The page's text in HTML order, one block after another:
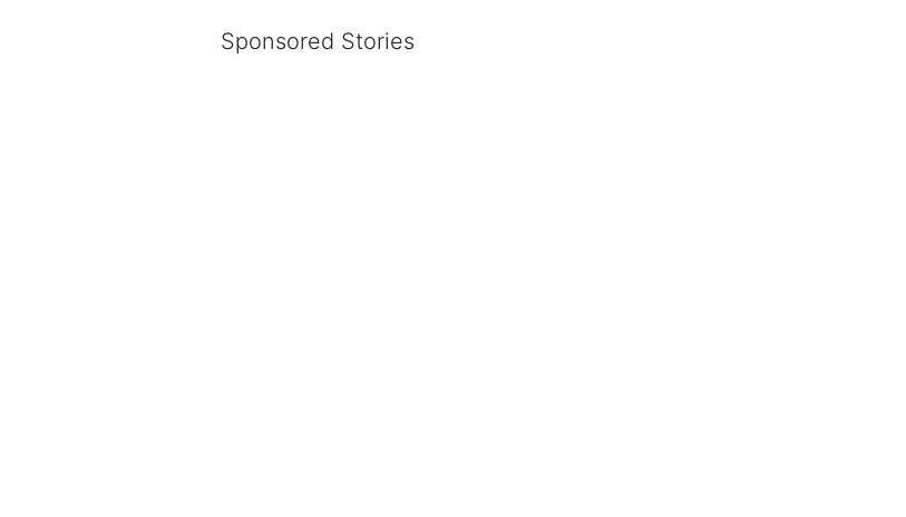
Sponsored Stories